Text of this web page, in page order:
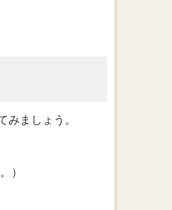
みましょう。
）